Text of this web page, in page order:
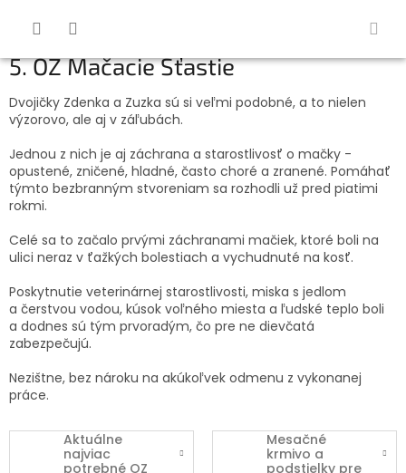
5. OZ Mačacie Šťastie
Dvojičky Zdenka a Zuzka sú si veľmi podobné, a to nielen
výzorovo, ale aj v záľubách.
Jednou z nich je aj záchrana a starostlivosť o mačky -
opustené, zničené, hladné, často choré a zranené. Pomáhať
týmto bezbranným stvoreniam sa rozhodli už pred piatimi
rokmi.
Celé sa to začalo prvými záchranami mačiek, ktoré boli na
ulici neraz v ťažkých bolestiach a vychudnuté na kosť.
Poskytnutie veterinárnej starostlivosti, miska s jedlom
a čerstvou vodou, kúsok voľného miesta a ľudské teplo boli
a dodnes sú tým prvoradým, čo pre ne dievčatá
zabezpečujú.
Nezištne, bez nároku na akúkoľvek odmenu z vykonanej
práce.
Aktuálne
najviac
potrebné OZ
Mesačné
krmivo a
podstielky pre